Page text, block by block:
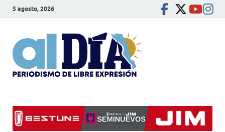
5 agosto, 2026